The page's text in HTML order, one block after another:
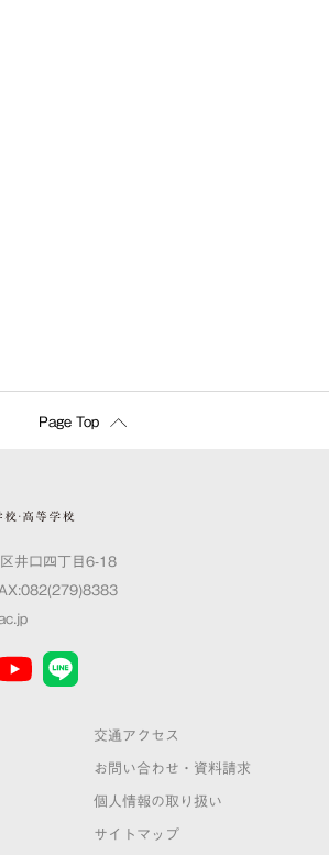
Page Top
井口四丁目6-18
交通アクセス
お問い合わせ・資料請求
個人情報の取り扱い
サイトマップ